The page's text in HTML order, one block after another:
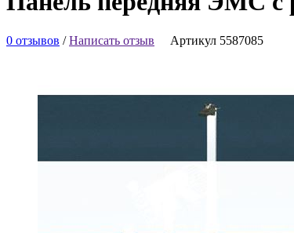
0 отзывов /Написать отзыв Артикул 5587085